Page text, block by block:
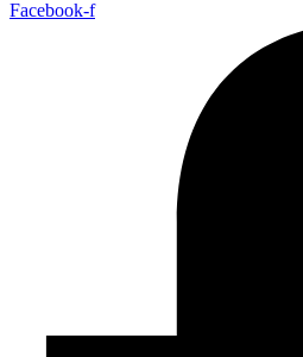
Facebook-f